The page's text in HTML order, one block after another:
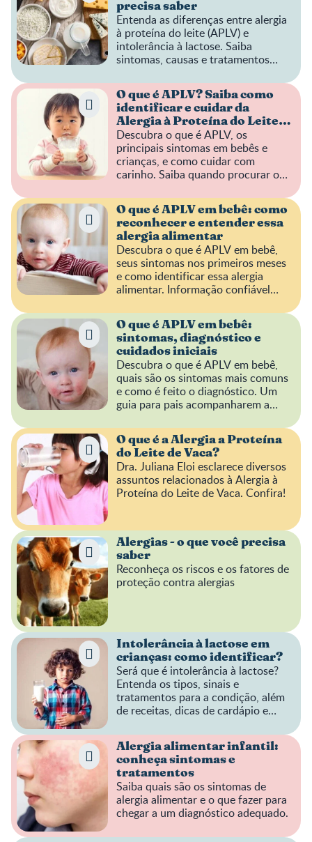
precisa saber
Entenda as diferenças entre alergia
à proteína do leite (APLV) e
intolerância à lactose. Saiba
sintomas, causas e tratamentos
O que é APLV? Saiba como
identificar e cuidar da
Alergia à Proteína do Leite
de Vaca
Descubra o que é APLV, os
principais sintomas em bebês e
crianças, e como cuidar com
carinho. Saiba quando procurar o
O que é APLV em bebê: como
reconhecer e entender essa
alergia alimentar
Descubra o que é APLV em bebê,
seus sintomas nos primeiros meses
e como identificar essa alergia
alimentar. Informação confiável
O que é APLV em bebê:
sintomas, diagnóstico e
cuidados iniciais
Descubra o que é APLV em bebê,
quais são os sintomas mais comuns
e como é feito o diagnóstico. Um
guia para pais acompanharem a
O que é a Alergia a Proteína
do Leite de Vaca?
Dra. Juliana Eloi esclarece diversos
assuntos relacionados à Alergia à
Proteína do Leite de Vaca. Confira!
Alergias - o que você precisa
saber
Reconheça os riscos e os fatores de
proteção contra alergias
Intolerância à lactose em
crianças: como identificar?
Será que é intolerância à lactose?
Entenda os tipos, sinais e
tratamentos para a condição, além
de receitas, dicas de cardápio e
Alergia alimentar infantil:
conheça sintomas e
tratamentos
Saiba quais são os sintomas de
alergia alimentar e o que fazer para
chegar a um diagnóstico adequado.